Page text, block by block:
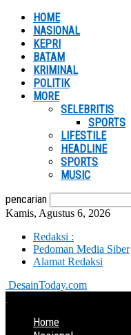
HOME
NASIONAL
KEPRI
BATAM
KRIMINAL
POLITIK
MORE
SELEBRITIS
SPORTS
LIFESTILE
HEADLINE
SPORTS
MUSIC
pencarian
Kamis, Agustus 6, 2026
Redaksi :
Pedoman Media Siber
Alamat Redaksi
DesainToday.com
Home